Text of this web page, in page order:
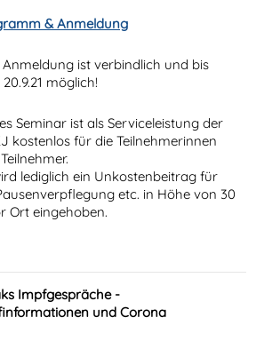
& Anmeldung
Anmeldung ist verbindlich und bis
möglich!
Seminar ist als Serviceleistung der
kostenlos für die Teilnehmerinnen
lediglich ein Unkostenbeitrag für
etc. in Höhe von 30
Ort eingehoben.
Impfgespräche -
und Corona